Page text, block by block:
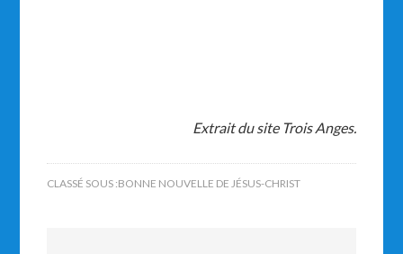
Extrait du site Trois Anges.
CLASSÉ SOUS :BONNE NOUVELLE DE JÉSUS-CHRIST